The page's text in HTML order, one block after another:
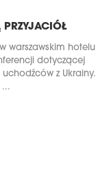
warszawskim hotelu
dotyczącej
z Ukrainy.
...